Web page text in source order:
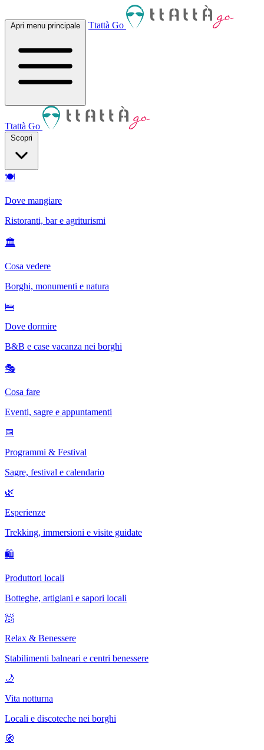
Apri menu principale Ttattà Go
Ttattà Go
Scopri
🍽
Dove mangiare
Ristoranti, bar e agriturismi
🏛
Cosa vedere
Borghi, monumenti e natura
🛌
Dove dormire
B&B e case vacanza nei borghi
🎭
Cosa fare
Eventi, sagre e appuntamenti
📅
Programmi & Festival
Sagre, festival e calendario
🌿
Esperienze
Trekking, immersioni e visite guidate
🛍
Produttori locali
Botteghe, artigiani e sapori locali
🧖
Relax & Benessere
Stabilimenti balneari e centri benessere
🌙
Vita notturna
Locali e discoteche nei borghi
🧭